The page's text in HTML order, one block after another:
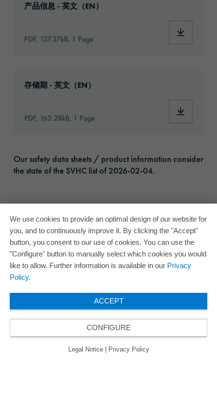
产品信息 - 英文（EN）
PDF, 137.37kB, 1 Page
存储期 - 英文（EN）
PDF, 163.28kB, 1 Page
Our safety data sheets / product information consider
the state of the SVHC list of 2026-02-04.
We use cookies to provide an optimal design of our website for
you, and to continuously improve it. By clicking the "Accept"
button, you consent to our use of cookies. You can use the
"Configure" button to manually select which cookies you would
like to allow. Further information is available in our Privacy
Policy.
ACCEPT
CONFIGURE
Legal Notice Privacy Policy